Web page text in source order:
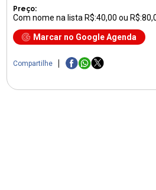
Preço:
Com nome na lista R$:40,00 ou
Marcar no Google Agenda
Compartilhe